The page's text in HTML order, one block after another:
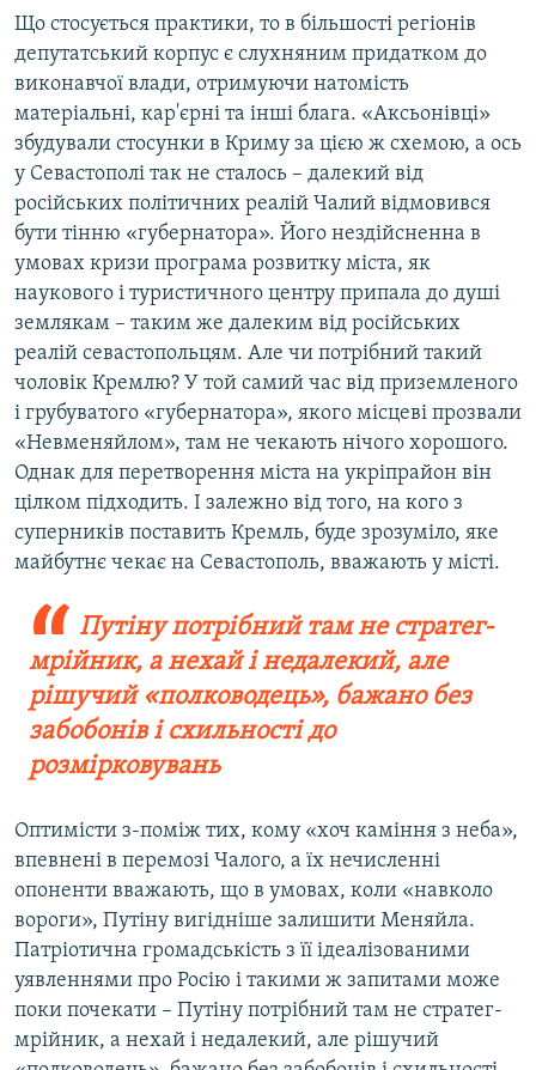
Що стосується практики, то в більшості регіонів
депутатський корпус є слухняним придатком до
виконавчої влади, отримуючи натомість
матеріальні, кар'єрні та інші блага. «Аксьонівці»
збудували стосунки в Криму за цією ж схемою, а ось
у Севастополі так не сталось – далекий від
російських політичних реалій Чалий відмовився
бути тінню «губернатора». Його нездійсненна в
умовах кризи програма розвитку міста, як
наукового і туристичного центру припала до душі
землякам – таким же далеким від російських
реалій севастопольцям. Але чи потрібний такий
чоловік Кремлю? У той самий час від приземленого
і грубуватого «губернатора», якого місцеві прозвали
«Невменяйлом», там не чекають нічого хорошого.
Однак для перетворення міста на укріпрайон він
цілком підходить. І залежно від того, на кого з
суперників поставить Кремль, буде зрозуміло, яке
майбутнє чекає на Севастополь, вважають у місті.
Путіну потрібний там не стратег-
мрійник, а нехай і недалекий, але
рішучий «полководець», бажано без
забобонів і схильності до
розмірковувань
Оптимісти з-поміж тих, кому «хоч каміння з неба»,
впевнені в перемозі Чалого, а їх нечисленні
опоненти вважають, що в умовах, коли «навколо
вороги», Путіну вигідніше залишити Меняйла.
Патріотична громадськість з її ідеалізованими
уявленнями про Росію і такими ж запитами може
поки почекати – Путіну потрібний там не стратег-
мрійник, а нехай і недалекий, але рішучий